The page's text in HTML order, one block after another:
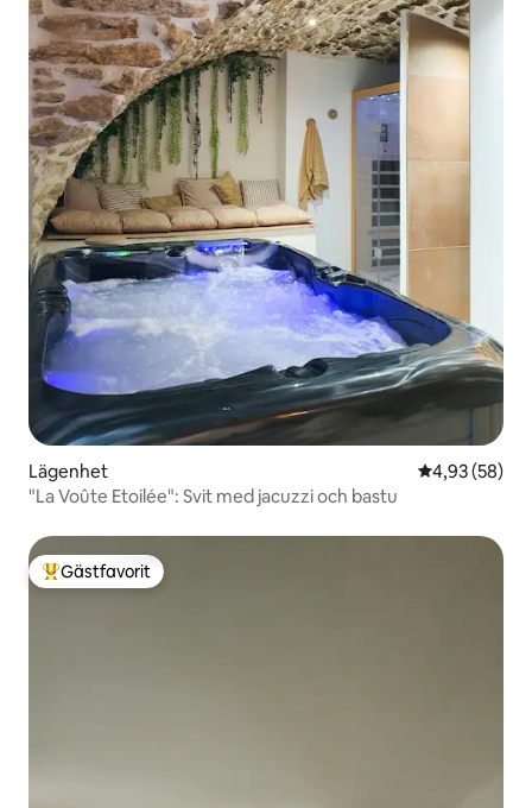
Lägenhet 4,93 av 5 i
4,93 (58)
"La Voûte Etoilée": Svit med jacuzzi och bastu
Populär gästfavorit
Gästfavorit